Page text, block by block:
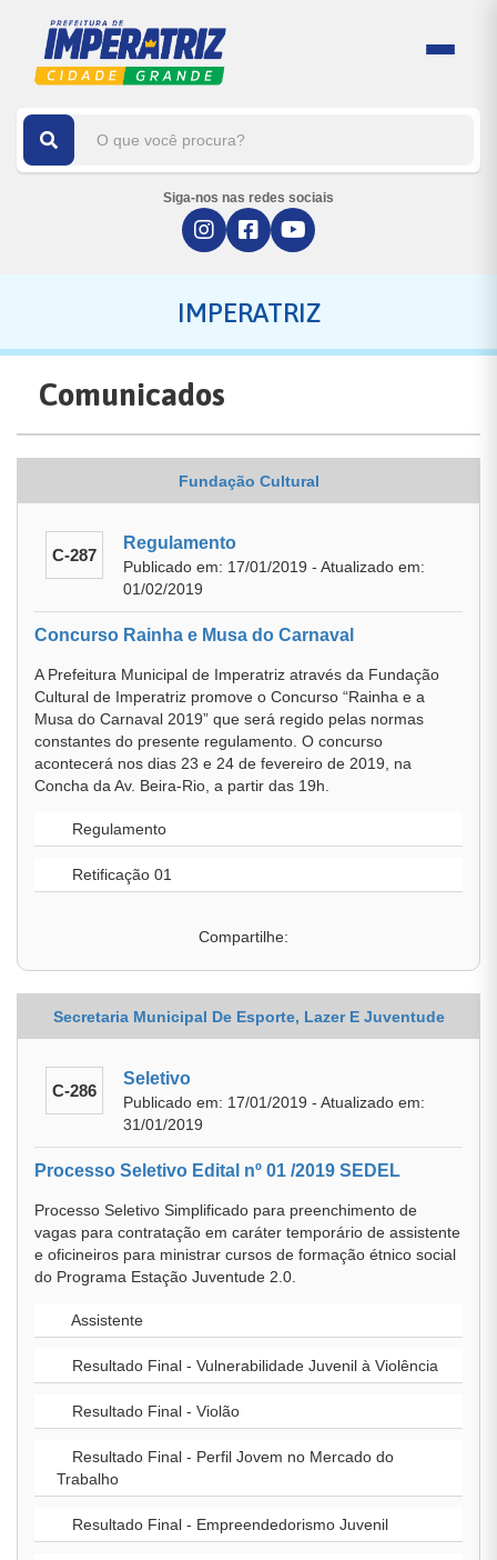
Siga-nos nas redes sociais
IMPERATRIZ
Comunicados
Fundação Cultural
C-287
Regulamento
Publicado em: 17/01/2019 - Atualizado em:
01/02/2019
Concurso Rainha e Musa do Carnaval
A Prefeitura Municipal de Imperatriz através da Fundação
Cultural de Imperatriz promove o Concurso “Rainha e a
Musa do Carnaval 2019” que será regido pelas normas
constantes do presente regulamento. O concurso
acontecerá nos dias 23 e 24 de fevereiro de 2019, na
Concha da Av. Beira-Rio, a partir das 19h.
Regulamento
Retificação 01
Compartilhe:
Secretaria Municipal De Esporte, Lazer E Juventude
C-286
Seletivo
Publicado em: 17/01/2019 - Atualizado em:
31/01/2019
Processo Seletivo Edital nº 01 /2019 SEDEL
Processo Seletivo Simplificado para preenchimento de
vagas para contratação em caráter temporário de assistente
e oficineiros para ministrar cursos de formação étnico social
do Programa Estação Juventude 2.0.
Assistente
Resultado Final - Vulnerabilidade Juvenil à Violência
Resultado Final - Violão
Resultado Final - Perfil Jovem no Mercado do
Trabalho
Resultado Final - Empreendedorismo Juvenil